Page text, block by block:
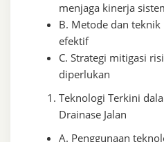
menjaga kinerja
B. Metode dan
efektif
C. Strategi mitigasi
diperlukan
Teknologi Terkini
Drainase Jalan
A. Penggunaan